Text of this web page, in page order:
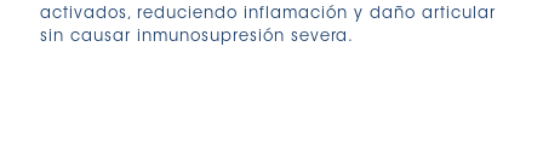
activados, reduciendo inflamación y daño articular
sin causar inmunosupresión severa.